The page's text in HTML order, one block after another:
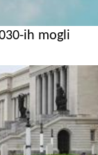
ih mogli